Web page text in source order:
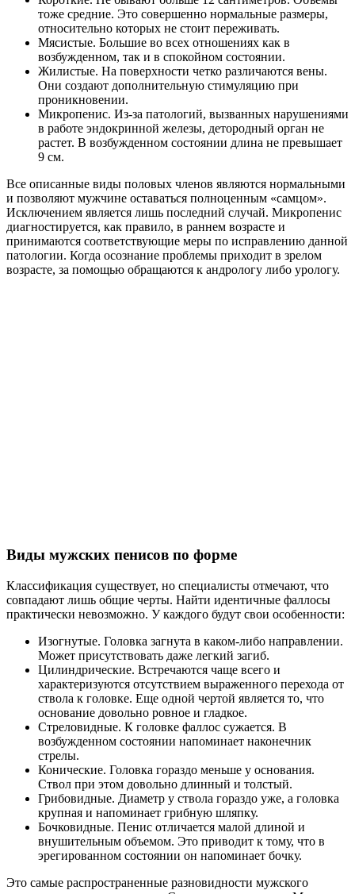
тоже средние. Это совершенно нормальные размеры,
относительно которых не стоит переживать.
Мясистые. Большие во всех отношениях как в
возбужденном, так и в спокойном состоянии.
Жилистые. На поверхности четко различаются вены.
Они создают дополнительную стимуляцию при
проникновении.
Микропенис. Из-за патологий, вызванных нарушениями
в работе эндокринной железы, детородный орган не
растет. В возбужденном состоянии длина не превышает
9 см.
Все описанные виды половых членов являются нормальными
и позволяют мужчине оставаться полноценным «самцом».
Исключением является лишь последний случай. Микропенис
диагностируется, как правило, в раннем возрасте и
принимаются соответствующие меры по исправлению данной
патологии. Когда осознание проблемы приходит в зрелом
возрасте, за помощью обращаются к андрологу либо урологу.
Виды мужских пенисов по форме
Классификация существует, но специалисты отмечают, что
совпадают лишь общие черты. Найти идентичные фаллосы
практически невозможно. У каждого будут свои особенности:
Изогнутые. Головка загнута в каком-либо направлении.
Может присутствовать даже легкий загиб.
Цилиндрические. Встречаются чаще всего и
характеризуются отсутствием выраженного перехода от
ствола к головке. Еще одной чертой является то, что
основание довольно ровное и гладкое.
Стреловидные. К головке фаллос сужается. В
возбужденном состоянии напоминает наконечник
стрелы.
Конические. Головка гораздо меньше у основания.
Ствол при этом довольно длинный и толстый.
Грибовидные. Диаметр у ствола гораздо уже, а головка
крупная и напоминает грибную шляпку.
Бочковидные. Пенис отличается малой длиной и
внушительным объемом. Это приводит к тому, что в
эрегированном состоянии он напоминает бочку.
Это самые распространенные разновидности мужского